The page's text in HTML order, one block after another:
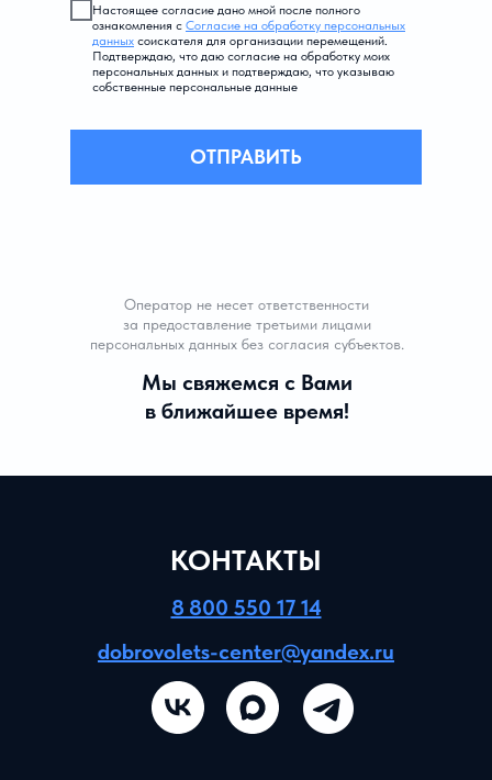
Мы свяжемся с Вами
в ближайшее время!
Оператор не несет ответственности
за предоставление третьими лицами
персональных данных без согласия субъектов.
Настоящее согласие дано мной после полного
ознакомления с Согласие на обработку персональных
данных соискателя для организации перемещений.
Подтверждаю, что даю согласие на обработку моих
персональных данных и подтверждаю, что указываю
собственные персональные данные
ОТПРАВИТЬ
8 800 550 17 14
dobrovolets-center@yandex.ru
КОНТАКТЫ